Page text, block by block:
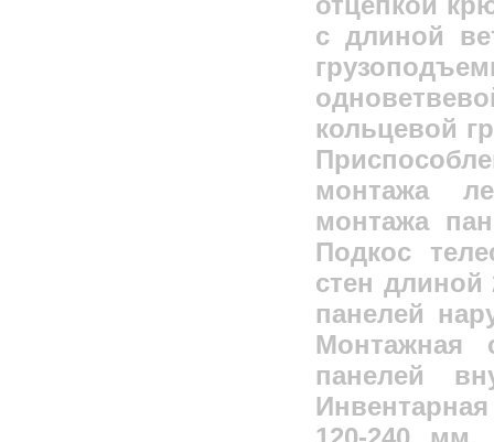
с длиной
кольцевой
монтажа
монтажа
Подкос
стен
панелей
Монтажная
панелей